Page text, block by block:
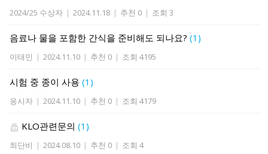
2024/25 수상자 | 2024.11.18 | 추천 0 | 조회 3
음료나 물을 포함한 간식을 준비해도 되나요?(1)
이태민 | 2024.11.10 | 추천 0 | 조회 4195
시험 중 종이 사용(1)
응시자 | 2024.11.10 | 추천 0 | 조회 4179
KLO관련문의(1)
최단비 | 2024.08.10 | 추천 0 | 조회 4